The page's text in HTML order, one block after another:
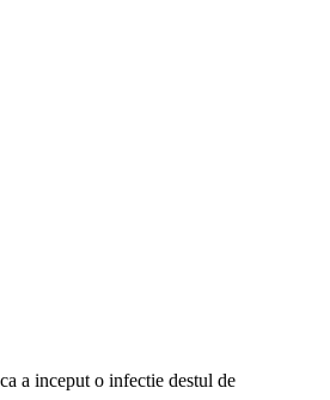
a inceput o infectie destul de